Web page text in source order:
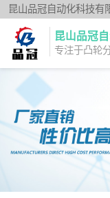
昆山品冠自动化科技有
产制造型企业；闽台
轴、品冠分割器：法
圆柱重负载型Y系列；
定制服务。
昆山品冠
专注于凸轮
中空旋转平台TH
系列
升降摇摆型FH系
列
重负载滚柱YT系
平板共轭型PU系